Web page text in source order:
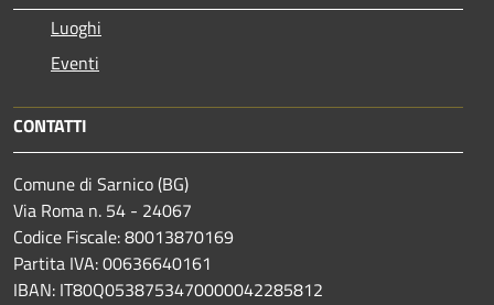
Luoghi
Eventi
CONTATTI
Comune di Sarnico (BG)
Via Roma n. 54 - 24067
Codice Fiscale: 80013870169
Partita IVA: 00636640161
IBAN: IT80Q0538753470000042285812